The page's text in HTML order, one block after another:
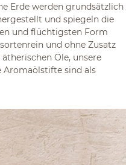
Erde werden grundsätzlich
und spiegeln die
und flüchtigsten Form
und ohne Zusatz
Öle, unsere
Aromaölstifte sind als